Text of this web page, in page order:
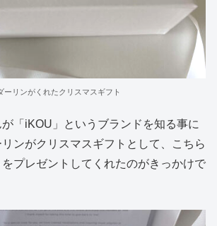
ーリンがくれたクリスマスギフト
「iKOU」というブランドを知る事に
ンがクリスマスギフトとして、こちら
プレゼントしてくれたのがきっかけで